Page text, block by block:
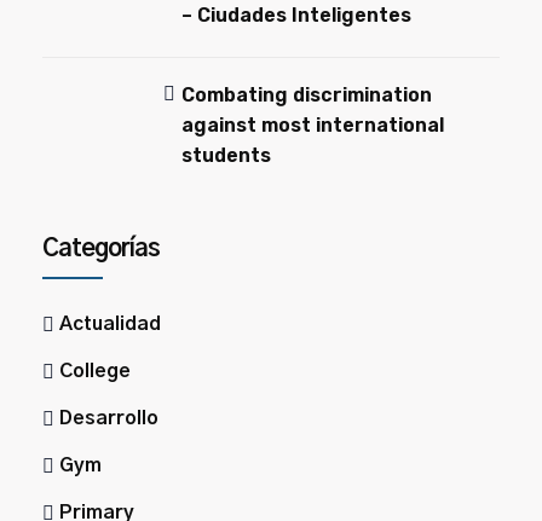
– Ciudades Inteligentes
Combating discrimination
against most international
students
Categorías
Actualidad
College
Desarrollo
Gym
Primary